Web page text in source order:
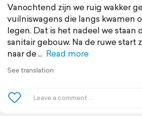
Vanochtend zijn we ruig wakker
vuilniswagens die langs kwamen
legen. Dat is het nadeel we staan
sanitair gebouw. Na de ruwe start
naar de
Read more
See translation